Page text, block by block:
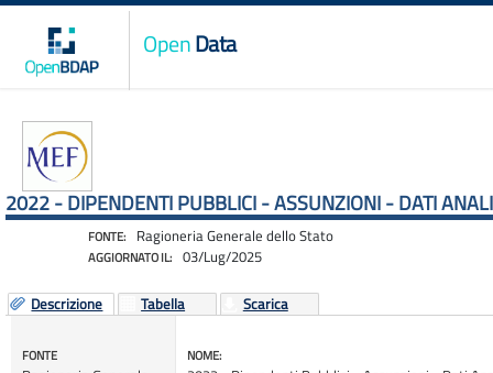
OpenData
2022 - DIPENDENTI PUBBLICI - ASSUNZIONI - DATI
FONTE: Ragioneria Generale dello Stato
AGGIORNATO IL: 03/Lug/2025
Descrizione Tabella Scarica
FONTE NOME: